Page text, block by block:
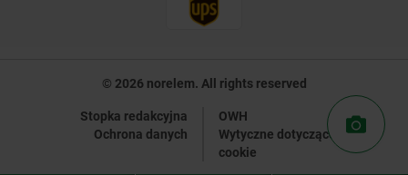
© 2026 norelem. All rights reserved
Stopka redakcyjna
OWH
Ochrona danych
Wytyczne dotyczące plików
cookie